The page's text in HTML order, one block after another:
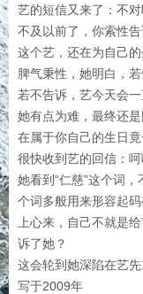
艺的短信又来了：不
不及以前了，你索性告
这个艺，还在为自己
脾气秉性，她明白，
若不告诉，艺今天会一
她有点为难，最终还
在属于你自己的生日竟
很快收到艺的回信：呵
她看到“仁慈”这个词
个词多般用来形容起
上心来，自己不就是
诉了她？
这会轮到她深陷在艺先
写于2009年